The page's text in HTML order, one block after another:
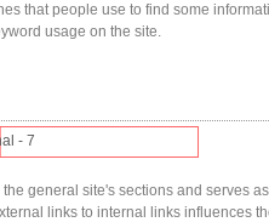
that people use to find some
usage on the site.
- 7
general site's sections and serves
links to internal links influences